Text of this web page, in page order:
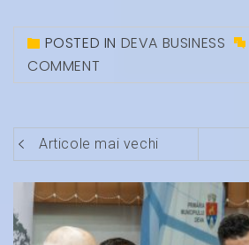
POSTED IN DEVA BUSINESS
COMMENT
Navigare
în
articole
Articole mai vechi